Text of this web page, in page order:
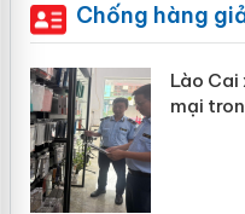
Chống hàng
Lào Cai
mại